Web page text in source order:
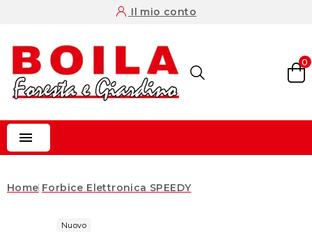
Il mio conto
0

Home Forbice Elettronica SPEEDY
Nuovo